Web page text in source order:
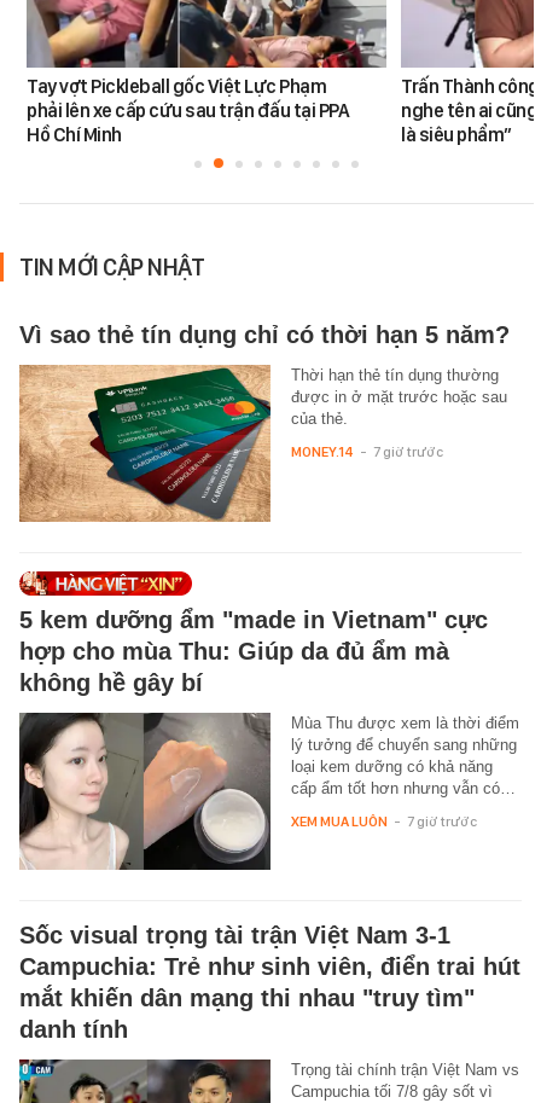
Tay vợt Pickleball gốc Việt Lực Phạm
phải lên xe cấp cứu sau trận đấu tại PPA
Hồ Chí Minh
Trấn Thành
nghe tên ai
là siêu phẩm”
TIN MỚI CẬP NHẬT
Vì sao thẻ tín dụng chỉ có thời hạn 5 năm?
Thời hạn thẻ tín dụng thường
được in ở mặt trước hoặc sau
của thẻ.
MONEY.14 - 7 giờ trước
5 kem dưỡng ẩm "made in Vietnam" cực
hợp cho mùa Thu: Giúp da đủ ẩm mà
không hề gây bí
Mùa Thu được xem là thời điểm
lý tưởng để chuyển sang những
loại kem dưỡng có khả năng
cấp ẩm tốt hơn nhưng vẫn có…
XEM MUA LUÔN - 7 giờ trước
Sốc visual trọng tài trận Việt Nam 3-1
Campuchia: Trẻ như sinh viên, điển trai hút
mắt khiến dân mạng thi nhau "truy tìm"
danh tính
Trọng tài chính trận Việt Nam vs
Campuchia tối 7/8 gây sốt vì